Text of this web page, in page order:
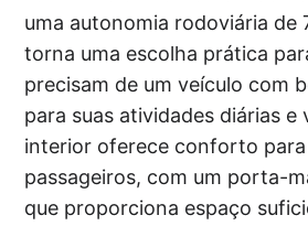
uma autonomia rodoviária de
torna uma escolha prática
precisam de um veículo com
para suas atividades diárias e
interior oferece conforto
passageiros, com um porta-
que proporciona espaço